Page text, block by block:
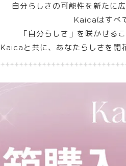
自分らしさの可能性を新たに
Kaicaはすべ
「自分らしさ」を咲かせる
Kaicaと共に、あなたらしさを開